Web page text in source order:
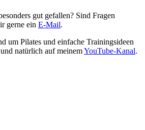
gut gefallen? Sind Fragen
gerne ein E-Mail.
um Pilates und einfache Trainingsideen
und natürlich auf meinemYouTube-Kanal.